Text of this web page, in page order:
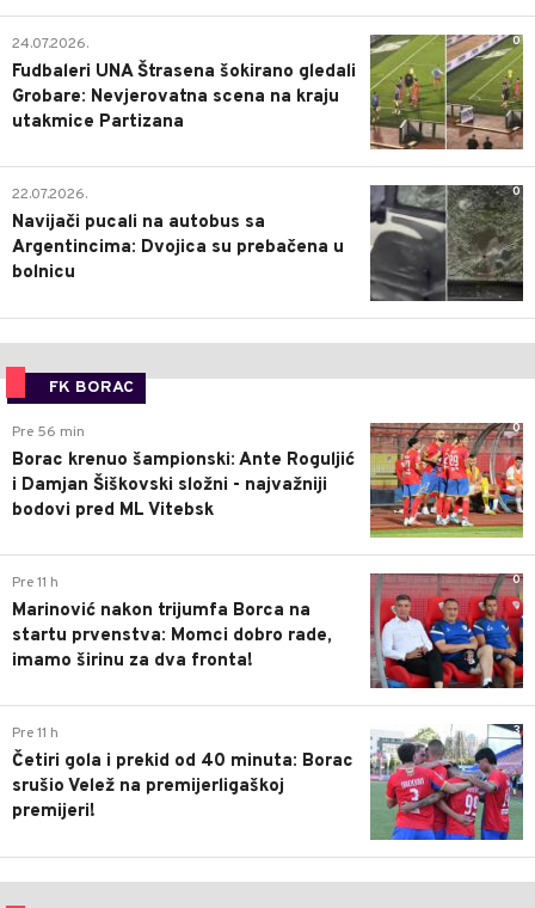
0
24.07.2026.
Fudbaleri UNA Štrasena šokirano gledali
Grobare: Nevjerovatna scena na kraju
utakmice Partizana
0
22.07.2026.
Navijači pucali na autobus sa
Argentincima: Dvojica su prebačena u
bolnicu
FK BORAC
0
Pre 56 min
Borac krenuo šampionski: Ante Roguljić
i Damjan Šiškovski složni - najvažniji
bodovi pred ML Vitebsk
0
Pre 11 h
Marinović nakon trijumfa Borca na
startu prvenstva: Momci dobro rade,
imamo širinu za dva fronta!
3
Pre 11 h
Četiri gola i prekid od 40 minuta: Borac
srušio Velež na premijerligaškoj
premijeri!